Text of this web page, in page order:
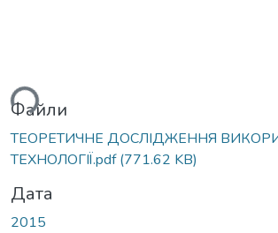
Файли
ТЕОРЕТИЧНЕ ДОСЛІДЖЕННЯ
ТЕХНОЛОГІЇ.pdf(771.62 KB)
Дата
2015